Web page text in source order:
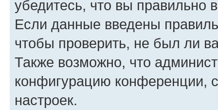
убедитесь, что вы правильно
Если данные введены
чтобы проверить, не был ли
Также возможно, что
конфигурацию конференции,
настроек.